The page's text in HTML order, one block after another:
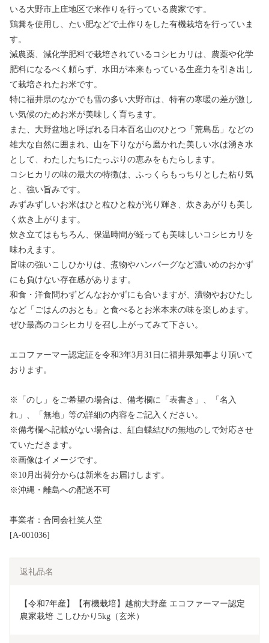
いる大野市上庄地区で米作りを行っている農家です。
鶏糞を使用し、たい肥などで土作りをした有機栽培を行っていま
す。
減農薬、減化学肥料で栽培されているコシヒカリは、農薬や化学
肥料になるべく頼らず、水田が本来もっている生産力を引き出し
て栽培されたお米です。
特に福井県のなかでも雪の多い大野市は、特有の寒暖の差が激し
い気候のためお米が美味しく育ちます。
また、大野盆地と呼ばれる日本百名山のひとつ「荒島岳」などの
雄大な自然に囲まれ、山を下りながら磨かれた美しい水は湧き水
として、わたしたちにたっぷりの恵みをもたらします。
コシヒカリの味の最大の特徴は、ふっくらもっちりとした粘り気
と、強い旨みです。
みずみずしいお米はひと粒ひと粒が光り輝き、炊きあがりも美し
く炊き上がります。
炊き立てはもちろん、保温時間が経っても美味しいコシヒカリを
味わえます。
旨味の強いこしひかりは、煮物やハンバーグなど濃いめのおかず
にも負けない存在感があります。
和食・洋食問わずどんなおかずにも合いますが、漬物やおひたし
など「ごはんのおとも」と食べるとお米本来の味を楽しめます。
ぜひ最高のコシヒカリを召し上がってみて下さい。
エコファーマー認定証を令和3年3月31日に福井県知事より頂いて
おります。
※「のし」をご希望の場合は、備考欄に「表書き」、「名入
れ」、「無地」等の詳細の内容をご記入ください。
※備考欄へ記載がない場合は、紅白蝶結びの無地のしで対応させ
ていただきます。
※画像はイメージです。
※10月出荷分からは新米をお届けします。
※沖縄・離島への配送不可
事業者：合同会社笑人堂
[A-001036]
返礼品名
【令和7年産】【有機栽培】越前大野産 エコファーマー認定
農家栽培 こしひかり5kg（玄米）